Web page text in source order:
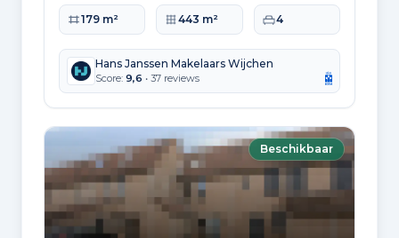
Woningvoorraad en
bouwperiodes
Soorten woningen
Hoekwoningen 3.177
Appartementen 3.588
Tussenwoningen
Vrijstaande woningen
Woonoppervlakte
179 m² Perceeloppervlakte
443 m² Slaapkamers
4
Hans Janssen Makelaars Wijchen
Score: 9,6 • 37 reviews
Beschikbaar